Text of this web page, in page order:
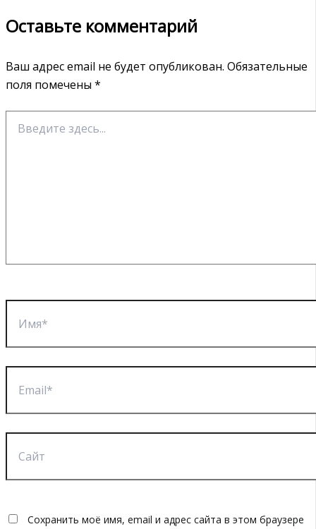
Оставьте комментарий
Ваш адрес email не будет опубликован. Обязательные
поля помечены *
здесь...
Имя*
Email*
Сайт
Сохранить моё имя, email и адрес сайта в этом браузере